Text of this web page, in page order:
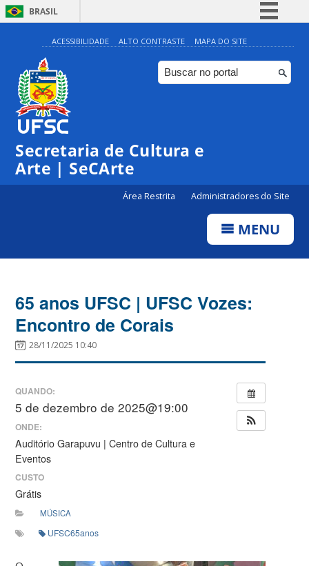
BRASIL
Simplifique!
Comunica BR
Participe
ACESSIBILIDADE ALTO CONTRASTE MAPA DO SITE
Secretaria de Cultura e
Arte | SeCArte
Área Restrita Administradores do Site
MENU
65 anos UFSC | UFSC Vozes:
Encontro de Corais
28/11/2025 10:40
QUANDO:
5 de dezembro de 2025@19:00
ONDE:
Auditório Garapuvu | Centro de Cultura e
Eventos
CUSTO
Grátis
MÚSICA
UFSC65anos